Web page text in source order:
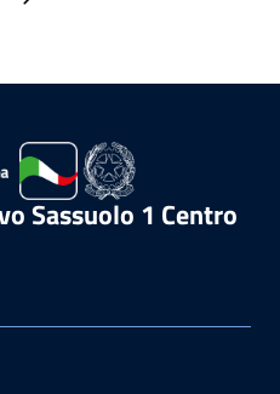
Sassuolo 1 Centro